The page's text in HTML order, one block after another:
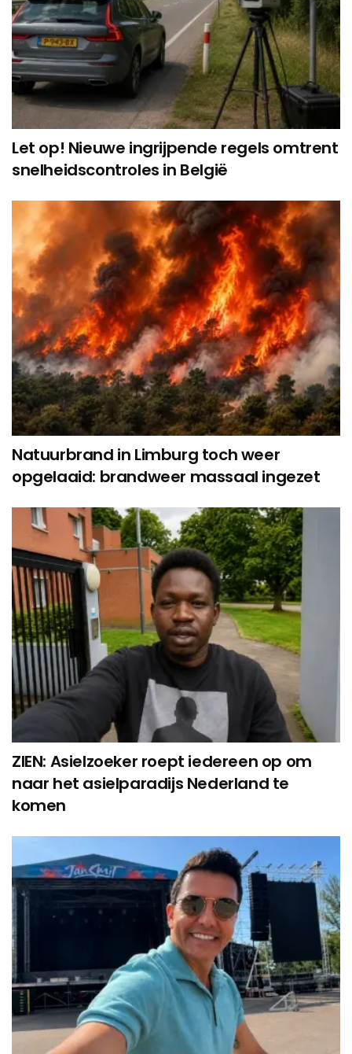
Let op! Nieuwe ingrijpende regels omtrent
snelheidscontroles in België
Natuurbrand in Limburg toch weer
opgelaaid: brandweer massaal ingezet
ZIEN: Asielzoeker roept iedereen op om
naar het asielparadijs Nederland te
komen